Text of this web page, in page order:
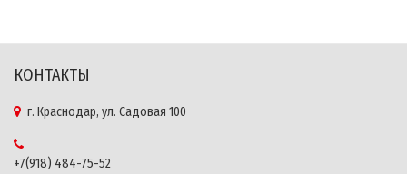
КОНТАКТЫ
г. Краснодар, ул. Садовая 100
+7(918) 484-75-52